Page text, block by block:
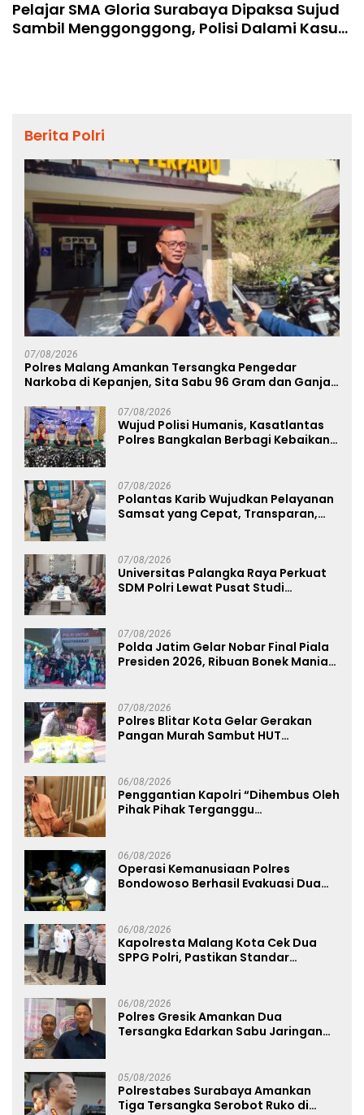
Pelajar SMA Gloria Surabaya Dipaksa Sujud
Sambil Menggonggong, Polisi Dalami Kasus
Berita Polri
07/08/2026
Polres Malang Amankan Tersangka Pengedar
Narkoba di Kepanjen, Sita Sabu 96 Gram dan Ganja
07/08/2026
Wujud Polisi Humanis, Kasatlantas
Polres Bangkalan Berbagi Kebaikan
07/08/2026
Polantas Karib Wujudkan Pelayanan
Samsat yang Cepat, Transparan,
07/08/2026
Universitas Palangka Raya Perkuat
SDM Polri Lewat Pusat Studi
07/08/2026
Polda Jatim Gelar Nobar Final Piala
Presiden 2026, Ribuan Bonek Mania
07/08/2026
Polres Blitar Kota Gelar Gerakan
Pangan Murah Sambut HUT
06/08/2026
Penggantian Kapolri “Dihembus Oleh
Pihak Pihak Terganggu
06/08/2026
Operasi Kemanusiaan Polres
Bondowoso Berhasil Evakuasi Dua
06/08/2026
Kapolresta Malang Kota Cek Dua
SPPG Polri, Pastikan Standar
06/08/2026
Polres Gresik Amankan Dua
Tersangka Edarkan Sabu Jaringan
05/08/2026
Polrestabes Surabaya Amankan
Tiga Tersangka Serobot Ruko di